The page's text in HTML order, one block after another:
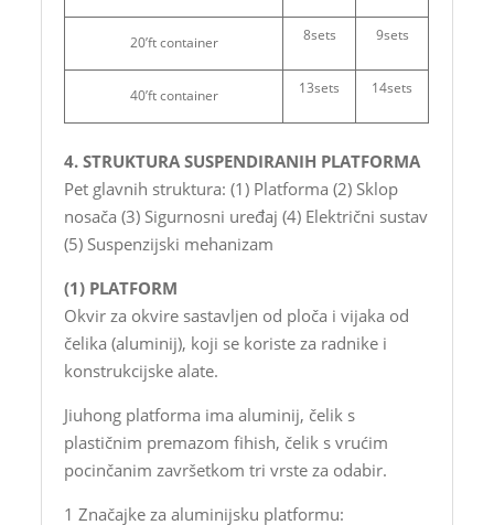
20’ft container 8sets 9sets
40’ft container 13sets 14sets
4. STRUKTURA SUSPENDIRANIH PLATFORMA
Pet glavnih struktura: (1) Platforma (2) Sklop
nosača (3) Sigurnosni uređaj (4) Električni sustav
(5) Suspenzijski mehanizam
(1) PLATFORM
Okvir za okvire sastavljen od ploča i vijaka od
čelika (aluminij), koji se koriste za radnike i
konstrukcijske alate.
Jiuhong platforma ima aluminij, čelik s
plastičnim premazom fihish, čelik s vrućim
pocinčanim završetkom tri vrste za odabir.
1 Značajke za aluminijsku platformu: